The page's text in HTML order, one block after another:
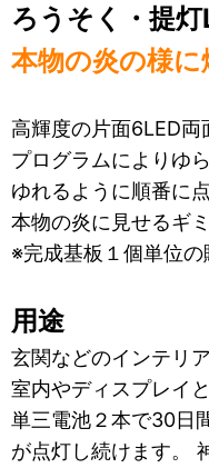
ろうそく・提
本物の炎の様
高輝度の片面6LED両
プログラムによりゆ
ゆれるように順番に
本物の炎に見せるギ
※完成基板１個単位の
用途
玄関などのインテリ
室内やディスプレイと
単三電池２本で30日
が点灯し続けます。